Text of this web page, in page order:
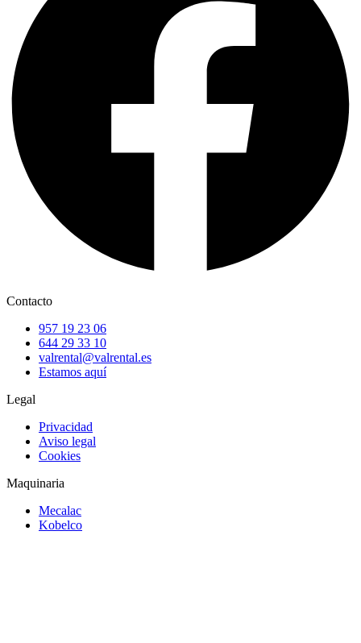
Contacto
957 19 23 06
644 29 33 10
valrental@valrental.es
Estamos aquí
Legal
Privacidad
Aviso legal
Cookies
Maquinaria
Mecalac
Kobelco